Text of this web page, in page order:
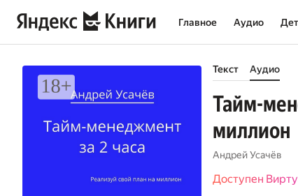
Главное Аудио
Текст Аудио
Тайм-
миллион
Андрей Усачёв
Доступен